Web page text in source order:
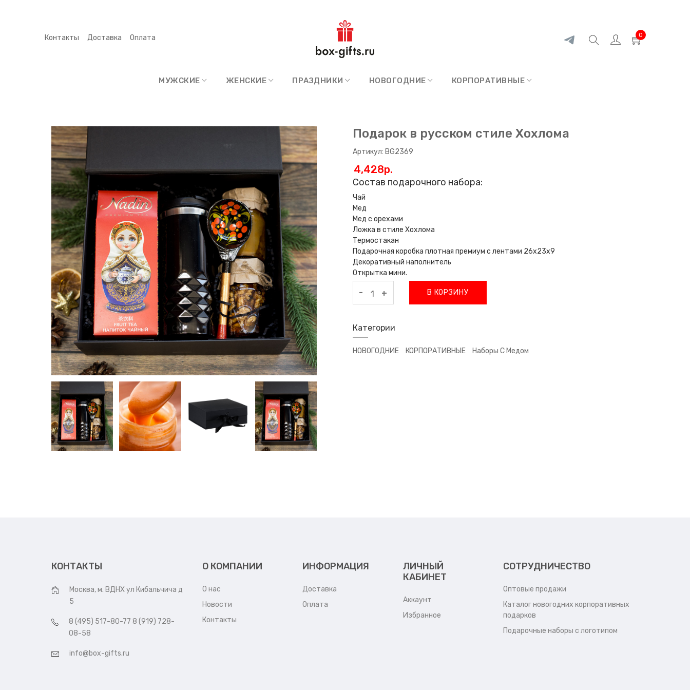
Контакты Доставка Оплата
МУЖСКИЕ ЖЕНСКИЕ ПРАЗДНИКИ НОВОГОДНИЕ КОРПОРАТИВНЫЕ
0
Подарок в русском стиле Хохлома
Артикул: BG2369
4,428p.
Состав подарочного набора:
Чай
Мед
Мед с орехами
Ложка в стиле Хохлома
Термостакан
Подарочная коробка плотная премиум с лентами 26х23х9
Декоративный наполнитель
Открытка мини.
- + В КОРЗИНУ
Категории
НОВОГОДНИЕ КОРПОРАТИВНЫЕ Наборы С Медом
КОНТАКТЫ
Москва, м. ВДНХ ул Кибальчича д
5
8 (495) 517-80-77 8 (919) 728-
08-58
info@box-gifts.ru
О КОМПАНИИ
О нас
Новости
Контакты
ИНФОРМАЦИЯ
Доставка
Оплата
ЛИЧНЫЙ
КАБИНЕТ
Аккаунт
Избранное
СОТРУДНИЧЕСТВО
Оптовые продажи
Каталог новогодних корпоративных
подарков
Подарочные наборы с логотипом